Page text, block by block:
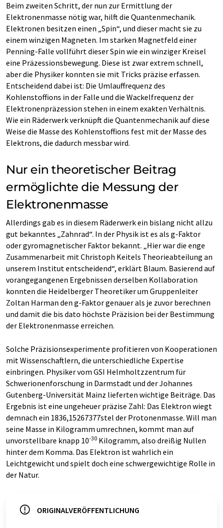
Beim zweiten Schritt, der nun zur Ermittlung der
Elektronenmasse nötig war, hilft die Quantenmechanik.
Elektronen besitzen einen „Spin“, und dieser macht sie zu
einem winzigen Magneten. Im starken Magnetfeld einer
Penning-Falle vollführt dieser Spin wie ein winziger Kreisel
eine Präzessionsbewegung. Diese ist zwar extrem schnell,
aber die Physiker konnten sie mit Tricks präzise erfassen.
Entscheidend dabei ist: Die Umlauffrequenz des
Kohlenstoffions in der Falle und die Wackelfrequenz der
Elektronenpräzession stehen in einem exakten Verhältnis.
Wie ein Räderwerk verknüpft die Quantenmechanik auf diese
Weise die Masse des Kohlenstoffions fest mit der Masse des
Elektrons, die dadurch messbar wird.
Nur ein theoretischer Beitrag
ermöglichte die Messung der
Elektronenmasse
Allerdings gab es in diesem Räderwerk ein bislang nicht allzu
gut bekanntes „Zahnrad“. In der Physik ist es als g-Faktor
oder gyromagnetischer Faktor bekannt. „Hier war die enge
Zusammenarbeit mit Christoph Keitels Theorieabteilung an
unserem Institut entscheidend“, erklärt Blaum. Basierend auf
vorangegangenen Ergebnissen derselben Kollaboration
konnten die Heidelberger Theoretiker um Gruppenleiter
Zoltan Harman den g-Faktor genauer als je zuvor berechnen
und damit die bis dato höchste Präzision bei der Bestimmung
der Elektronenmasse erreichen.
Solche Präzisionsexperimente profitieren von Kooperationen
mit Wissenschaftlern, die unterschiedliche Expertise
einbringen. Physiker vom GSI Helmholtzzentrum für
Schwerionenforschung in Darmstadt und der Johannes
Gutenberg-Universität Mainz lieferten wichtige Beiträge. Das
Ergebnis ist eine ungeheuer präzise Zahl: Das Elektron wiegt
demnach ein 1836,15267377stel der Protonenmasse. Will man
seine Masse in Kilogramm umrechnen, kommt man auf
unvorstellbare knapp 10-30 Kilogramm, also dreißig Nullen
hinter dem Komma. Das Elektron ist wahrlich ein
Leichtgewicht und spielt doch eine schwergewichtige Rolle in
der Natur.
ORIGINALVERÖFFENTLICHUNG